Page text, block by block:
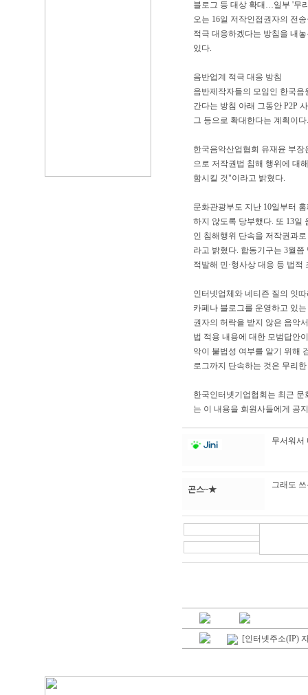
블로그 등 대상 확대…일부 '무
오는 16일 저작인접권자의 전
적극 대응하겠다는 방침을 내
있다.
음반업계 적극 대응 방침
음반제작자들의 모임인 한국
간다는 방침 아래 그동안 P2P
그 등으로 확대한다는 계획이다.
한국음악산업협회 유재윤 부
으로 저작권법 침해 행위에 대
함시킬 것"이라고 밝혔다.
문화관광부도 지난 10일부터
하지 않도록 당부했다. 또 13일
인 침해행위 단속을 저작권과
라고 밝혔다. 합동기구는 3월
적발해 민·형사상 대응 등 법적
인터넷업체와 네티즌 질의 잇
카페나 블로그를 운영하고 있
권자의 허락을 받지 않은 음악
법 적용 내용에 대한 모범답안
악이 불법성 여부를 알기 위해
로그까지 단속하는 것은 무리
한국인터넷기업협회는 최근
는 이 내용을 회원사들에게 공
무서워서
곤스~★ 그래도
[인터넷주소(IP)